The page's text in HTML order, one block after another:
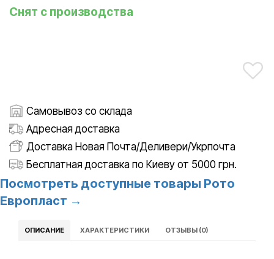
Снят с производства
Самовывоз со склада
Адресная доставка
Доставка Новая Почта/Деливери/Укрпочта
Бесплатная доставка по Киеву от 5000 грн.
Посмотреть доступные товары Рото
Европласт →
ОПИСАНИЕ ХАРАКТЕРИСТИКИ ОТЗЫВЫ (0)